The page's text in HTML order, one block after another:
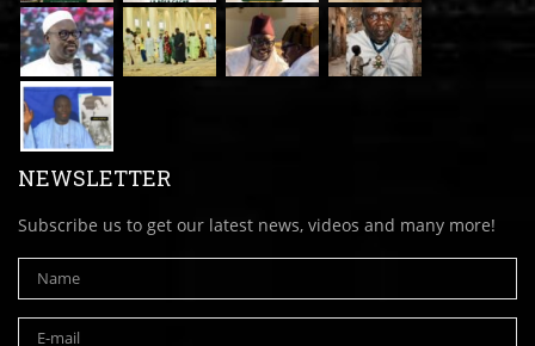
NEWSLETTER
Subscribe us to get our latest news, videos and many more!